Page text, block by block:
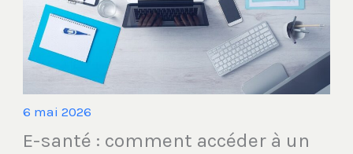
6 mai 2026
E-santé : comment accéder à un